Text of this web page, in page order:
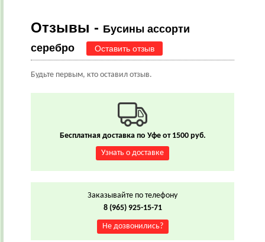
Отзывы - Бусины ассорти
серебро
Оставить отзыв
Будьте первым, кто оставил отзыв.
Бесплатная доставка по Уфе от 1500 руб.
Узнать о доставке
Заказывайте по телефону
8 (965) 925-15-71
Не дозвонились?